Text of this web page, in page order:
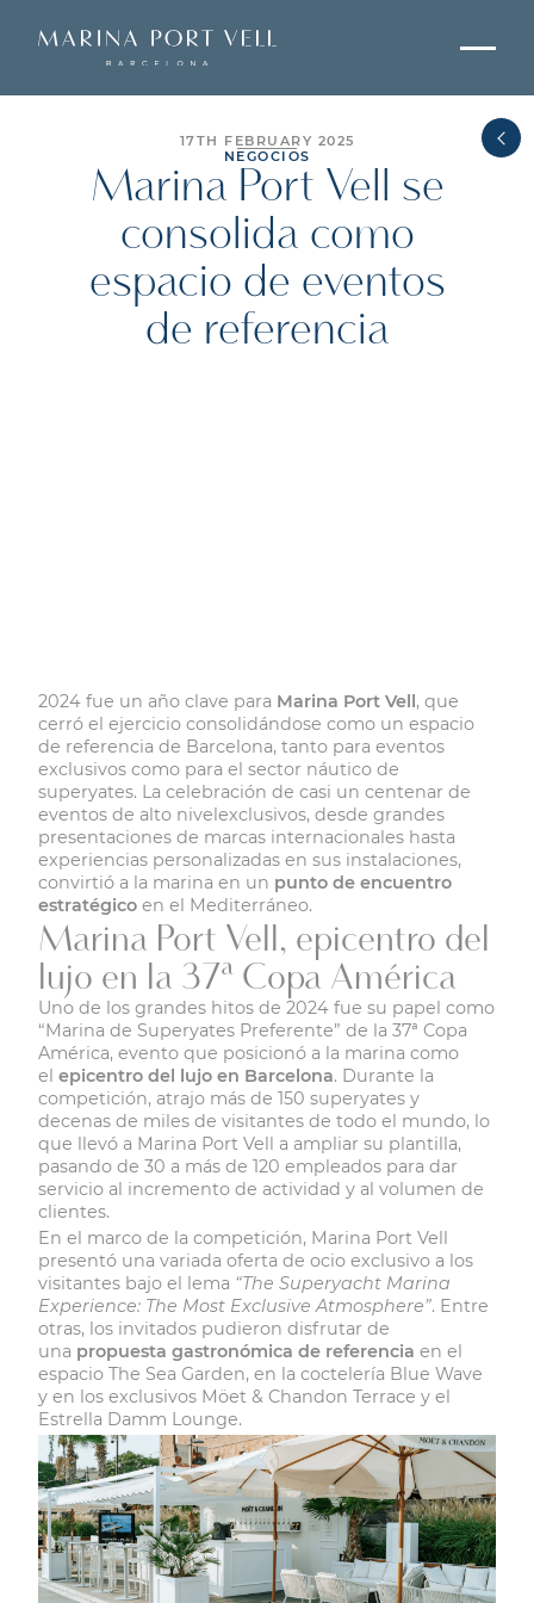
17TH FEBRUARY 2025
NEGOCIOS
Marina Port Vell se
consolida como
espacio de eventos
de referencia
2024 fue un año clave para Marina Port Vell, que
cerró el ejercicio consolidándose como un espacio
de referencia de Barcelona, tanto para eventos
exclusivos como para el sector náutico de
superyates. La celebración de casi un centenar de
eventos de alto nivelexclusivos, desde grandes
presentaciones de marcas internacionales hasta
experiencias personalizadas en sus instalaciones,
convirtió a la marina en un punto de encuentro
estratégico en el Mediterráneo.
Marina Port Vell, epicentro del
lujo en la 37ª Copa América
Uno de los grandes hitos de 2024 fue su papel como
“Marina de Superyates Preferente” de la 37ª Copa
América, evento que posicionó a la marina como
el epicentro del lujo en Barcelona. Durante la
competición, atrajo más de 150 superyates y
decenas de miles de visitantes de todo el mundo, lo
que llevó a Marina Port Vell a ampliar su plantilla,
pasando de 30 a más de 120 empleados para dar
servicio al incremento de actividad y al volumen de
clientes.
En el marco de la competición, Marina Port Vell
presentó una variada oferta de ocio exclusivo a los
visitantes bajo el lema “The Superyacht Marina
Experience: The Most Exclusive Atmosphere”. Entre
otras, los invitados pudieron disfrutar de
una propuesta gastronómica de referencia en el
espacio The Sea Garden, en la coctelería Blue Wave
y en los exclusivos Möet & Chandon Terrace y el
Estrella Damm Lounge.